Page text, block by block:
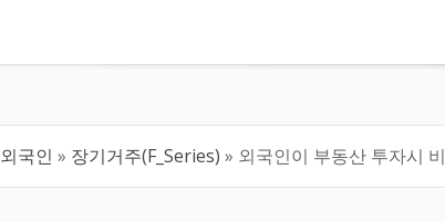
외국인 » 장기거주(F_Series) » 외국인이 부동산 투자시